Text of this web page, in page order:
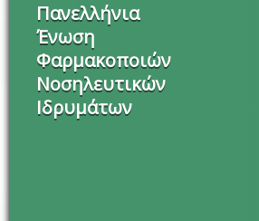
Πανελλήνια
Ένωση
Φαρμακοποιών
Νοσηλευτικών
Ιδρυμάτων